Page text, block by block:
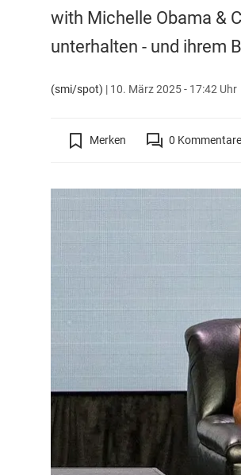
with Michelle Obama &
unterhalten - und ihrem
(smi/spot) | 10. März 2025 - 17:42 Uhr
Merken 0 Kommentare